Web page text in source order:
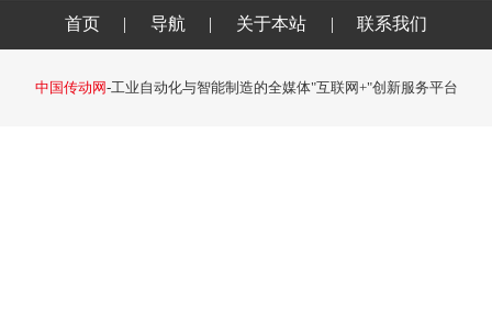
首页 | 导航 | 关于本站 | 联系我们
中国传动网-工业自动化与智能制造的全媒体"互联网+"创新服务平台